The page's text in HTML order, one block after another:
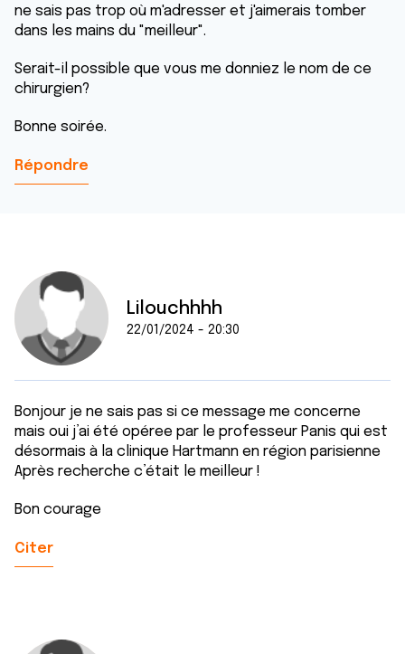
ne sais pas trop où m'adresser et j'aimerais tomber
dans les mains du "meilleur".
Serait-il possible que vous me donniez le nom de ce
chirurgien?
Bonne soirée.
Répondre
Lilouchhhh
22/01/2024 - 20:30
Bonjour je ne sais pas si ce message me concerne
mais oui j’ai été opéree par le professeur Panis qui est
désormais à la clinique Hartmann en région parisienne
Après recherche c’était le meilleur !
Bon courage
Citer